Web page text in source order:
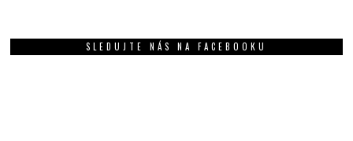
SLEDUJTE NÁS NA FACEBOOKU